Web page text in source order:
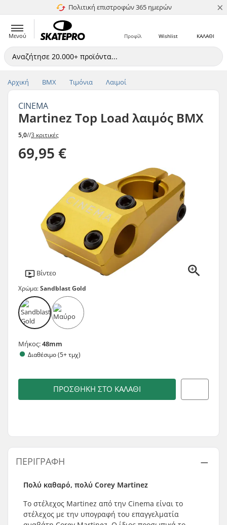
Πολιτική επιστροφών 365 ημερών
4.8 στα 5 ×
Μενού ΚΑΛΑΘΙ
Wishlist
Προφίλ
Αρχική BMX Τιμόνια Λαιμοί
CINEMA
Martinez Top Load λαιμός BMX
5,0//3 κριτικές
69,95 €
Βίντεο
Χρώμα:Sandblast Gold
Μήκος:48mm
Διαθέσιμο (5+ τμχ)
ΠΡΟΣΘΉΚΗ ΣΤΟ ΚΑΛΆΘΙ
ΠΕΡΙΓΡΑΦΉ
Πολύ καθαρό, πολύ Corey Martinez
Το στέλεχος Martinez από την Cinema είναι το
στέλεχος με την υπογραφή του επαγγελματία